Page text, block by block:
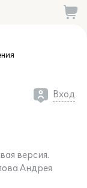
Вход
версия.
Андрея